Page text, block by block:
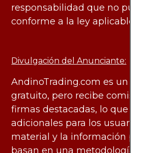
responsabilidad que no
conforme a la ley aplicable.
Divulgación del Anunciante:
AndinoTrading.com es un sitio
gratuito, pero recibe
firmas destacadas, lo que no
adicionales para los usuarios.
material y la información
basan en una metodología